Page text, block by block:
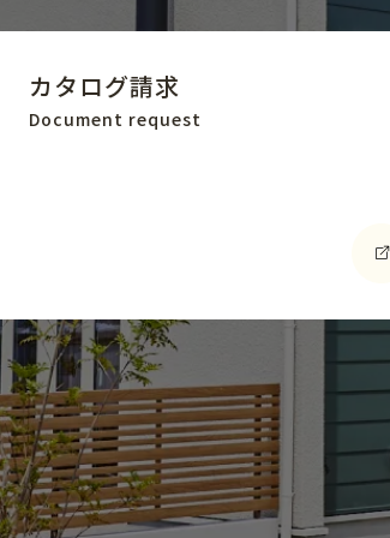
カタログ請求
Document request